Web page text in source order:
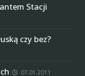
Stacji
czy bez?
07.01.2011